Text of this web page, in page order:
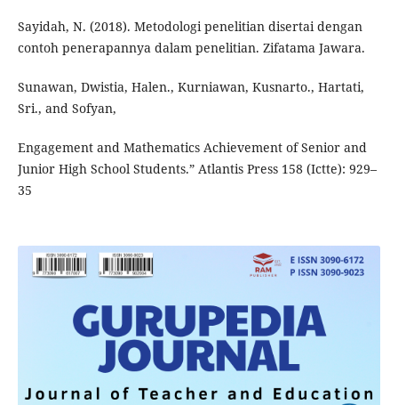
Sayidah, N. (2018). Metodologi penelitian disertai dengan
contoh penerapannya dalam penelitian. Zifatama Jawara.
Sunawan, Dwistia, Halen., Kurniawan, Kusnarto., Hartati,
Sri., and Sofyan,
Engagement and Mathematics Achievement of Senior and
Junior High School Students.” Atlantis Press 158 (Ictte): 929–
35